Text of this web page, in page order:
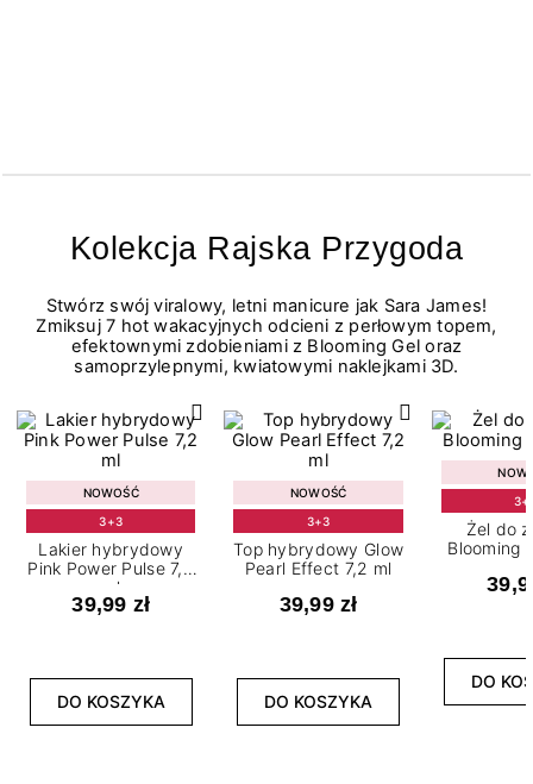
Kolekcja Rajska Przygoda
Stwórz swój viralowy, letni manicure jak Sara James!
Zmiksuj 7 hot wakacyjnych odcieni z perłowym topem,
efektownymi zdobieniami z Blooming Gel oraz
samoprzylepnymi, kwiatowymi naklejkami 3D.
NOWOŚĆ
3+3
Lakier hybrydowy
Pink Power Pulse 7,2
ml
39,99 zł
DO KOSZYKA
NOWOŚĆ
3+3
Top hybrydowy Glow
Pearl Effect 7,2 ml
39,99 zł
DO KOSZYKA
Żel do
Blooming
DO